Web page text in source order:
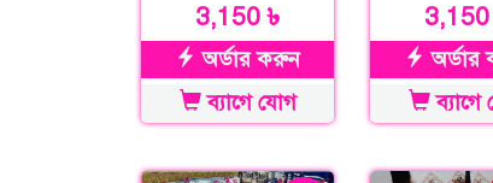
3,150 ৳
অর্ডার করুন
ব্যাগে যোগ
ব্যাগে